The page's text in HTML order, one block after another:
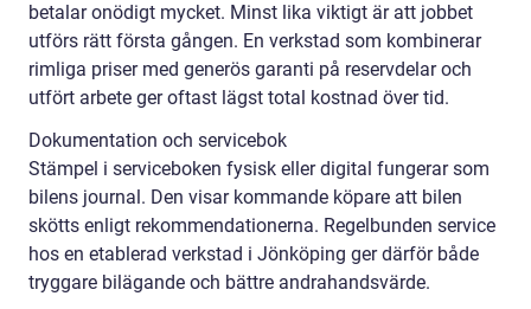
betalar onödigt mycket. Minst lika viktigt är att jobbet
utförs rätt första gången. En verkstad som kombinerar
rimliga priser med generös garanti på reservdelar och
utfört arbete ger oftast lägst total kostnad över tid.
Dokumentation och servicebok
Stämpel i serviceboken fysisk eller digital fungerar som
bilens journal. Den visar kommande köpare att bilen
skötts enligt rekommendationerna. Regelbunden service
hos en etablerad verkstad i Jönköping ger därför både
tryggare bilägande och bättre andrahandsvärde.